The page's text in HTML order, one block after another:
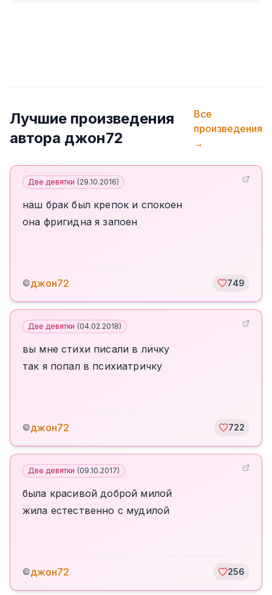
Лучшие произведения
автора джон72
Все
произведения
→
Две девятки (29.10.2016)
наш брак был крепок и спокоен
она фригидна я запоен
©джон72 749
Две девятки (04.02.2018)
вы мне стихи писали в личку
так я попал в психиатричку
©джон72 722
Две девятки (09.10.2017)
была красивой доброй милой
жила естественно с мудилой
©джон72 256